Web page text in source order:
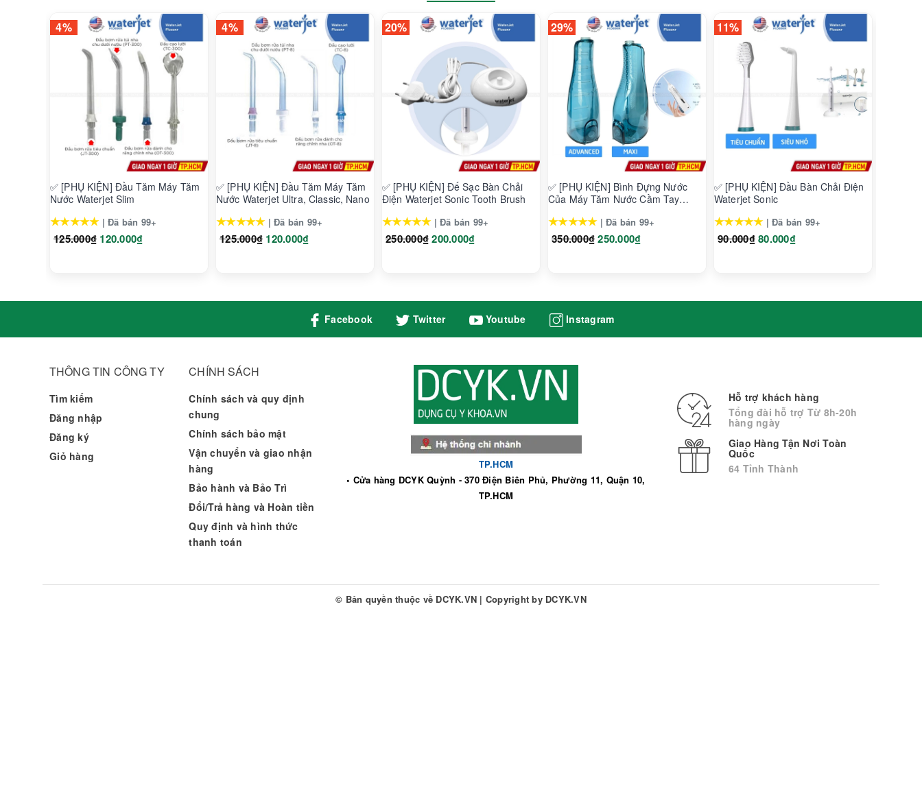
4%
✅ [PHỤ KIỆN] Đầu Tăm Máy Tăm
Nước Waterjet Slim
★★★★★ | Đã bán 99+
125.000₫ 120.000₫
4%
✅ [PHỤ KIỆN] Đầu Tăm Máy Tăm
Nước Waterjet Ultra, Classic, Nano
★★★★★ | Đã bán 99+
125.000₫ 120.000₫
20%
✅ [PHỤ KIỆN] Đế Sạc Bàn Chải
Điện Waterjet Sonic Tooth Brush
★★★★★ | Đã bán 99+
250.000₫200.000₫
29%
✅ [PHỤ KIỆN] Bình Đựng Nước
Của Máy Tăm Nước Cầm Tay
★★★★★ | Đã bán 99+
350.000₫250.000₫
11%
✅ [PHỤ KIỆN] Đầu Bàn Chải Điện
Waterjet Sonic
★★★★★ | Đã bán 99+
90.000₫80.000₫
Facebook Twitter Youtube Instagram
THÔNG TIN CÔNG TY
Tìm kiếm
Đăng nhập
Đăng ký
Giỏ hàng
CHÍNH SÁCH
Chính sách và quy định
chung
Chính sách bảo mật
Vận chuyển và giao nhận
hàng
Bảo hành và Bảo Trì
Đổi/Trả hàng và Hoàn tiền
Quy định và hình thức
thanh toán
TP.HCM
• Cửa hàng DCYK Quỳnh - 370 Điện Biên Phủ, Phường 11, Quận 10,
TP.HCM
Hỗ trợ khách hàng
Tổng đài hỗ trợ Từ 8h-20h
hàng ngày
Giao Hàng Tận Nơi Toàn
Quốc
64 Tỉnh Thành
© Bản quyền thuộc về DCYK.VN | Copyright by DCYK.VN